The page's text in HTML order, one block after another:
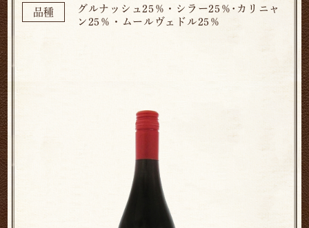
品種
グルナッシュ25％・シラー25％･カリニャ
ン25％・ムールヴェドル25％